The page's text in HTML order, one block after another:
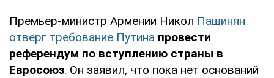
Премьер-министр Армении Никол Пашинян
отверг требование Путина провести
референдум по вступлению страны в
Евросоюз. Он заявил, что пока нет оснований